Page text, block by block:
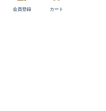
会員登録 カート